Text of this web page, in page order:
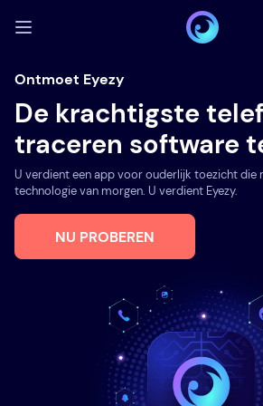
INLOGGEN
Demo
Functies
Over ons
Blog
Ontmoet Eyezy
De krachtigste
traceren software
U verdient een app voor ouderlijk toezicht die
technologie van morgen. U verdient Eyezy.
NU PROBEREN